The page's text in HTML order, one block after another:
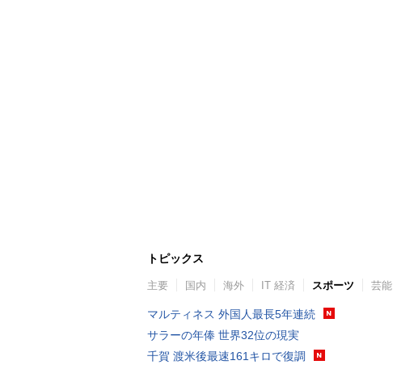
トピックス
主要 国内 海外 IT 経済 スポーツ 芸能
マルティネス 外国人最長5年連続
サラーの年俸 世界32位の現実
千賀 渡米後最速161キロで復調